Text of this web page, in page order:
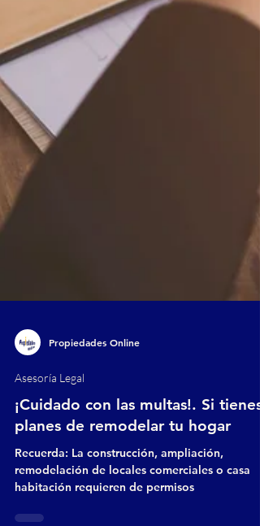
Propiedades Online
Asesoría Legal
¡Cuidado con las multas!. Si tienes
planes de remodelar tu hogar